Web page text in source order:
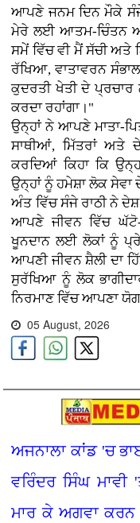
ਆਪਣੇ ਜਨਮ ਦਿਨ ਮੌਕੇ ਸੰਜੇ
ਮੇਰੇ ਲਈ ਆਤਮ-ਚਿੰਤਨ
ਸਮੇਂ ਵਿੱਚ ਵੀ ਮੈਂ ਸੱਚੀ ਅਤੇ
ਰੱਖਿਆ, ਵਾਤਾਵਰਨ
ਕੁਦਰਤੀ ਖੇਤੀ ਦੇ
ਕਰਦਾ ਰਹਾਂਗਾ।"
ਉਨ੍ਹਾਂ ਨੇ ਆਪਣੇ ਮਾਤਾ-
ਸਾਥੀਆਂ, ਮਿੱਤਰਾਂ ਅਤੇ
ਕਰਦਿਆਂ ਕਿਹਾ ਕਿ
ਉਨ੍ਹਾਂ ਨੂੰ ਹਮੇਸ਼ਾ ਲੋਕ ਸੇਵਾ
ਅੰਤ ਵਿੱਚ ਸੰਜੇ ਰਾਠੀ ਨੇ
ਆਪਣੇ ਜੀਵਨ ਵਿੱਚ
ਖੂਨਦਾਨ ਲਈ ਲੋਕਾਂ ਨੂੰ
ਆਪਣੀ ਜੀਵਨ ਸ਼ੈਲੀ ਦਾ
ਸੁਰੱਖਿਆ ਨੂੰ ਲੋਕ
ਨਿਰਮਾਣ ਵਿੱਚ ਆਪਣਾ
05 August, 2026
ਅਜਨਾਲਾ ਕਾਂਡ 'ਚ
ਵਰਿੰਦਰ ਸਿੰਘ
ਮਾਰ ਕੇ ਅਗਵਾ ਕਰਨ